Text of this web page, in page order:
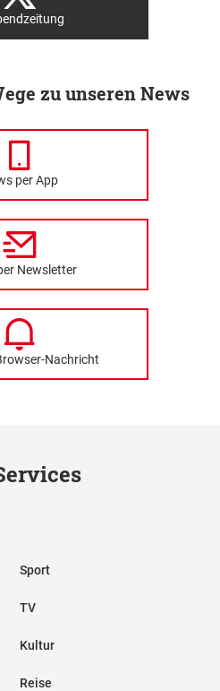
zu unseren News
per App
Newsletter
Nachricht
Sport
TV
Kultur
Reise